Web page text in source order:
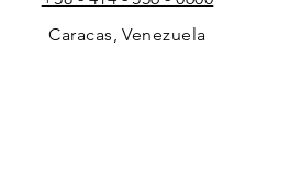
Caracas, Venezuela